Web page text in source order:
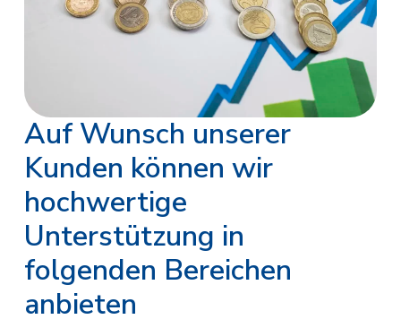
Auf Wunsch unserer
Kunden können wir
hochwertige
Unterstützung in
folgenden Bereichen
anbieten